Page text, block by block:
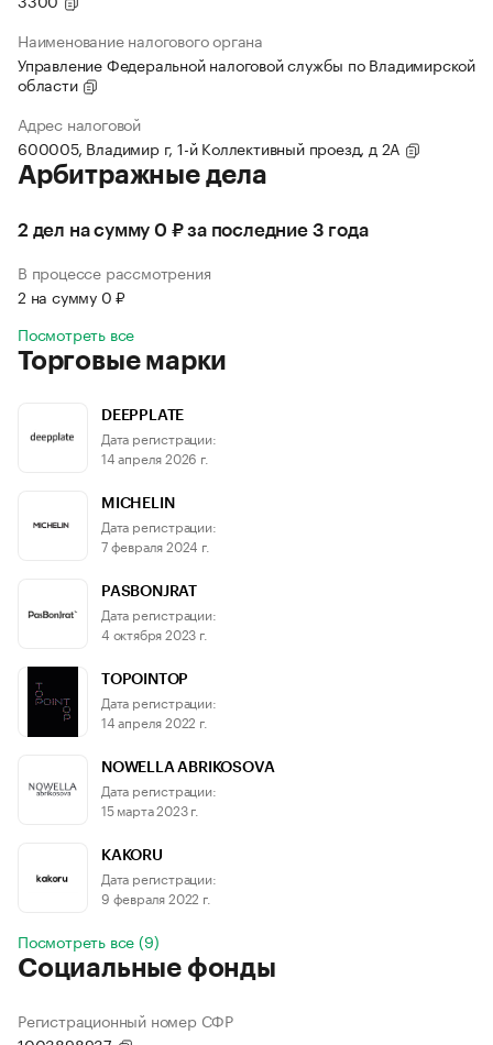
Наименование налогового органа
Управление Федеральной налоговой службы по Владимирской
области
Адрес налоговой
600005, Владимир г, 1-й Коллективный проезд, д 2А
Арбитражные дела
2 дел на сумму 0 ₽ за последние 3 года
В процессе рассмотрения
2 на сумму 0 ₽
Посмотреть все
Торговые марки
DEEPPLATE
Дата регистрации:
14 апреля 2026 г.
MICHELIN
Дата регистрации:
7 февраля 2024 г.
PASBONJRAT
Дата регистрации:
4 октября 2023 г.
TOPOINTOP
Дата регистрации:
14 апреля 2022 г.
NOWELLA ABRIKOSOVA
Дата регистрации:
15 марта 2023 г.
KAKORU
Дата регистрации:
9 февраля 2022 г.
Посмотреть все (9)
Социальные фонды
Регистрационный номер СФР